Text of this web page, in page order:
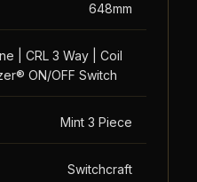
648mm
| CRL 3 Way | Coil
ON/OFF Switch
Mint 3 Piece
Switchcraft